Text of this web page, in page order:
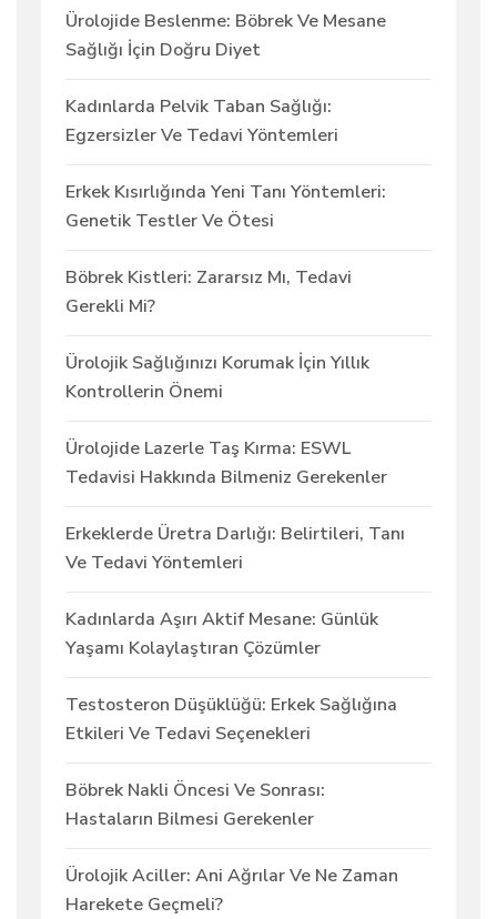
Ürolojide Beslenme: Böbrek Ve Mesane
Sağlığı İçin Doğru Diyet
Kadınlarda Pelvik Taban Sağlığı:
Egzersizler Ve Tedavi Yöntemleri
Erkek Kısırlığında Yeni Tanı Yöntemleri:
Genetik Testler Ve Ötesi
Böbrek Kistleri: Zararsız Mı, Tedavi
Gerekli Mi?
Ürolojik Sağlığınızı Korumak İçin Yıllık
Kontrollerin Önemi
Ürolojide Lazerle Taş Kırma: ESWL
Tedavisi Hakkında Bilmeniz Gerekenler
Erkeklerde Üretra Darlığı: Belirtileri, Tanı
Ve Tedavi Yöntemleri
Kadınlarda Aşırı Aktif Mesane: Günlük
Yaşamı Kolaylaştıran Çözümler
Testosteron Düşüklüğü: Erkek Sağlığına
Etkileri Ve Tedavi Seçenekleri
Böbrek Nakli Öncesi Ve Sonrası:
Hastaların Bilmesi Gerekenler
Ürolojik Aciller: Ani Ağrılar Ve Ne Zaman
Harekete Geçmeli?